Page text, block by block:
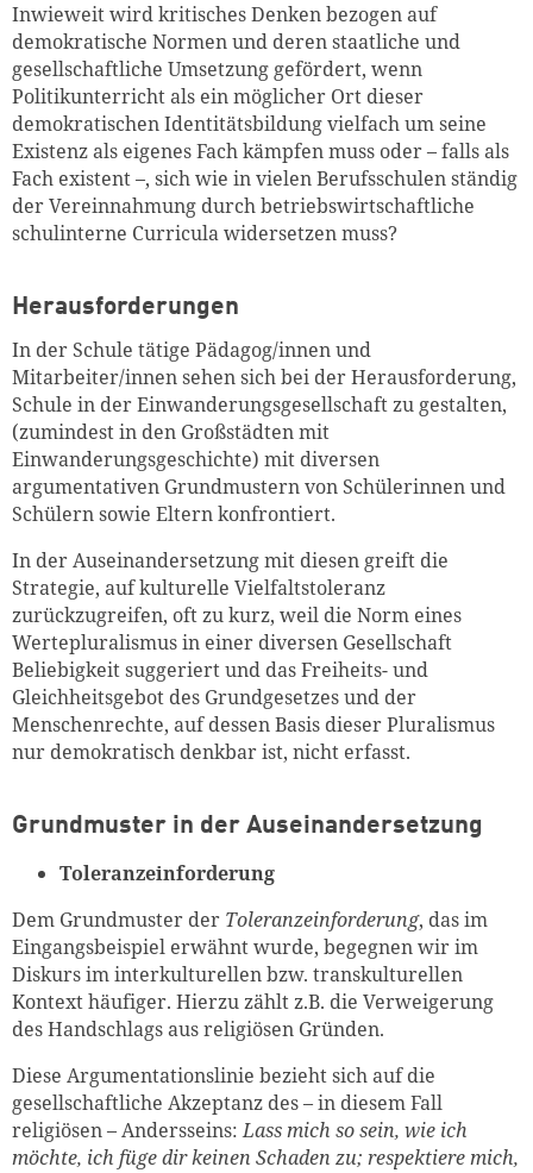
Inwieweit wird kritisches Denken bezogen auf
demokratische Normen und deren staatliche und
gesellschaftliche Umsetzung gefördert, wenn
Politikunterricht als ein möglicher Ort dieser
demokratischen Identitätsbildung vielfach um seine
Existenz als eigenes Fach kämpfen muss oder – falls als
Fach existent –, sich wie in vielen Berufsschulen ständig
der Vereinnahmung durch betriebswirtschaftliche
schulinterne Curricula widersetzen muss?
Herausforderungen
In der Schule tätige Pädagog/innen und
Mitarbeiter/innen sehen sich bei der Herausforderung,
Schule in der Einwanderungsgesellschaft zu gestalten,
(zumindest in den Großstädten mit
Einwanderungsgeschichte) mit diversen
argumentativen Grundmustern von Schülerinnen und
Schülern sowie Eltern konfrontiert.
In der Auseinandersetzung mit diesen greift die
Strategie, auf kulturelle Vielfaltstoleranz
zurückzugreifen, oft zu kurz, weil die Norm eines
Wertepluralismus in einer diversen Gesellschaft
Beliebigkeit suggeriert und das Freiheits- und
Gleichheitsgebot des Grundgesetzes und der
Menschenrechte, auf dessen Basis dieser Pluralismus
nur demokratisch denkbar ist, nicht erfasst.
Grundmuster in der Auseinandersetzung
Toleranzeinforderung
Dem Grundmuster der Toleranzeinforderung, das im
Eingangsbeispiel erwähnt wurde, begegnen wir im
Diskurs im interkulturellen bzw. transkulturellen
Kontext häufiger. Hierzu zählt z.B. die Verweigerung
des Handschlags aus religiösen Gründen.
Diese Argumentationslinie bezieht sich auf die
gesellschaftliche Akzeptanz des – in diesem Fall
religiösen – Andersseins:Lass mich so sein, wie ich
möchte, ich füge dir keinen Schaden zu; respektiere mich,
Zum Warenkorb
weiter lesen Zum Warenkorb